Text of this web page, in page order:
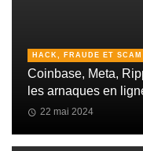
HACK, FRAUDE ET SCAM
Coinbase, Meta,
les arnaques en
22 mai 2024